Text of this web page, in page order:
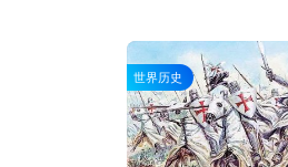
世界历史